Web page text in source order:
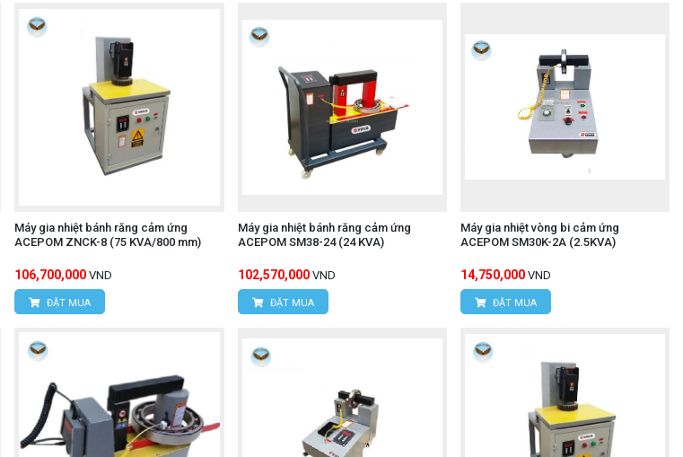
Máy gia nhiệt bánh răng cảm ứng
ACEPOM ZNCK-8 (75 KVA/800 mm)
106,700,000 VND
ĐẶT MUA
Máy gia nhiệt bánh răng cảm ứng
ACEPOM SM38-24 (24 KVA)
102,570,000 VND
ĐẶT MUA
Máy gia nhiệt vòng bi cảm ứng
ACEPOM SM30K-2A (2.5KVA)
14,750,000 VND
ĐẶT MUA